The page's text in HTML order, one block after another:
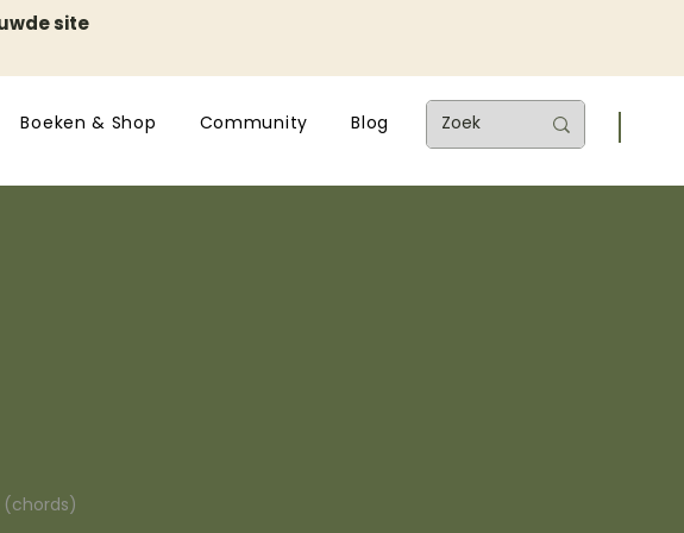
site
Boeken & Shop Community Blog
(chords)